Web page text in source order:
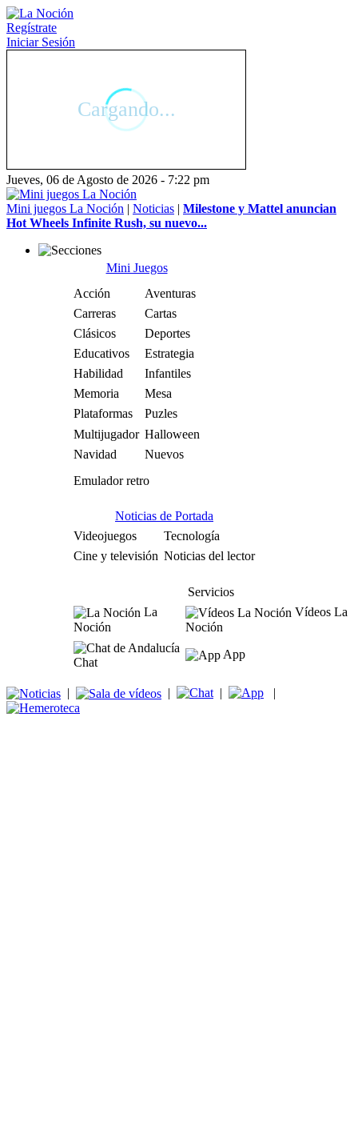
Regístrate
Iniciar Sesión
Jueves, 06 de Agosto de 2026 - 7:22 pm
Mini juegos La Noción | Noticias | Milestone y Mattel anuncian
Hot Wheels Infinite Rush, su nuevo...
Mini Juegos
Acción
Aventuras
Carreras
Cartas
Clásicos
Deportes
Educativos
Estrategia
Habilidad
Infantiles
Memoria
Mesa
Plataformas
Puzles
Multijugador Halloween
Navidad
Nuevos
Emulador retro
Noticias de Portada
Videojuegos
Tecnología
Cine y televisión Noticias del lector
Servicios
La
Noción
Vídeos La
Noción
Chat
App
| | | |